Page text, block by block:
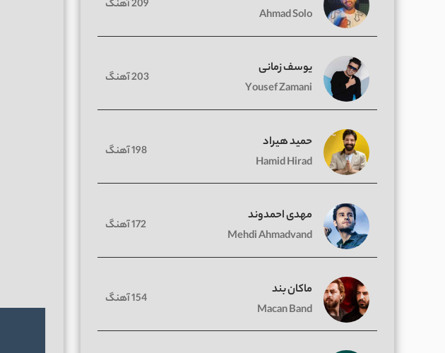
Ahmad Solo
209 آهنگ
یوسف زمانی
Yousef Zamani
203 آهنگ
حمید هیراد
Hamid Hirad
198 آهنگ
مهدی احمدوند
Mehdi Ahmadvand
172 آهنگ
ماکان بند
Macan Band
154 آهنگ